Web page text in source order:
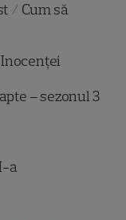
/ Cum să
– sezonul 3
a